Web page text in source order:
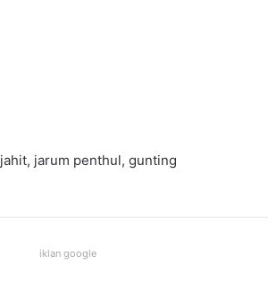
jarum penthul, gunting
iklan google